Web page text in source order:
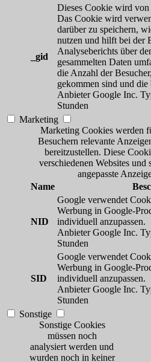
_gid
Dieses Cookie wird
Das Cookie wird
darüber zu speichern,
nutzen und hilft bei der
Analyseberichts über
gesammelten Daten
die Anzahl der
gekommen sind und die
Anbieter Google Inc.
Stunden
Marketing
Marketing Cookies werden
Besuchern relevante
bereitzustellen. Diese
verschiedenen Websites
angepasste
Name
NID
Google verwendet
Werbung in Google-
individuell anzupassen.
Anbieter Google Inc.
Stunden
SID
Google verwendet
Werbung in Google-
individuell anzupassen.
Anbieter Google Inc.
Stunden
Sonstige
Sonstige Cookies
müssen noch
analysiert werden und
wurden noch in keiner